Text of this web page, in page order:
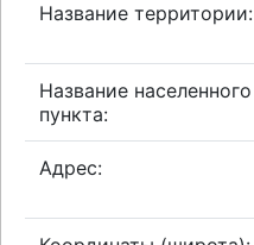
Название территории:
Название населенного
пункта:
Адрес: